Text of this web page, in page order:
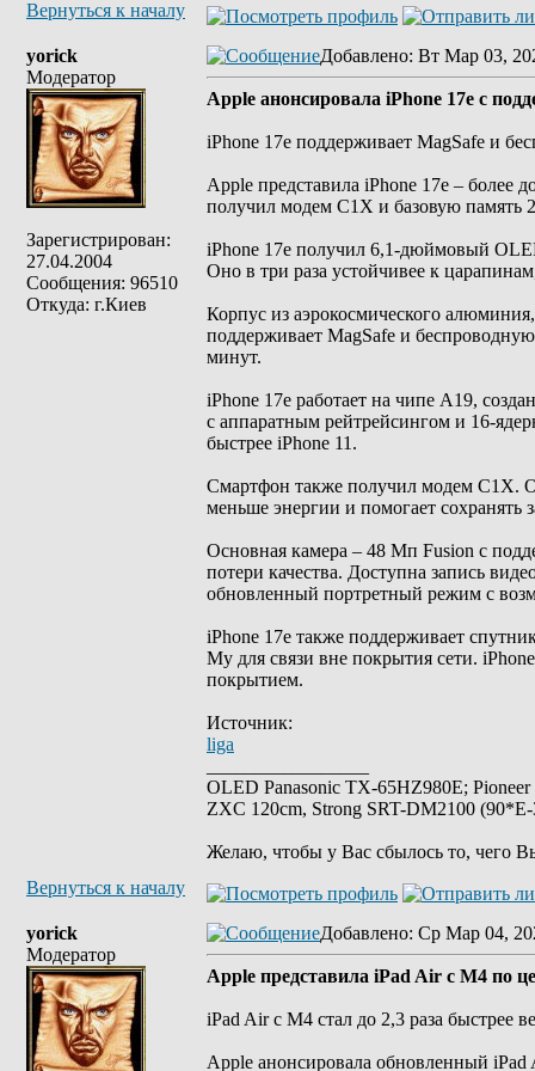
Вернуться к началу
yorick
Модератор
Зарегистрирован:
27.04.2004
Сообщения: 96510
Откуда: г.Киев
Добавлено: Вт Мар 03,
Apple анонсировала iPhone 17e с
iPhone 17e поддерживает MagSafe и
Apple представила iPhone 17e – более
получил модем C1X и базовую
iPhone 17e получил 6,1-дюймовый
Оно в три раза устойчивее к
Корпус из аэрокосмического
поддерживает MagSafe и
минут.
iPhone 17e работает на чипе A19,
с аппаратным рейтрейсингом и 16-
быстрее iPhone 11.
Смартфон также получил модем C1X.
меньше энергии и помогает сохранять
Основная камера – 48 Мп Fusion с
потери качества. Доступна запись
обновленный портретный режим с
iPhone 17e также поддерживает
My для связи вне покрытия сети.
покрытием.
Источник:
liga
OLED Panasonic TX-65HZ980E;
ZXC 120cm, Strong SRT-DM2100
Желаю, чтобы у Вас сбылось то, чего
Вернуться к началу
yorick
Модератор
Добавлено: Ср Мар 04,
Apple представила iPad Air с M4 по
iPad Air с M4 стал до 2,3 раза быстрее
Apple анонсировала обновленный